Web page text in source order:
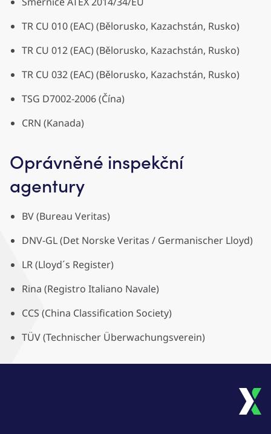
TR CU 010 (EAC) (Bělorusko, Kazachstán, Rusko)
TR CU 012 (EAC) (Bělorusko, Kazachstán, Rusko)
TR CU 032 (EAC) (Bělorusko, Kazachstán, Rusko)
TSG D7002-2006 (Čína)
CRN (Kanada)
Oprávněné inspekční
agentury
BV (Bureau Veritas)
DNV-GL (Det Norske Veritas / Germanischer Lloyd)
LR (Lloyd´s Register)
Rina (Registro Italiano Navale)
CCS (China Classification Society)
TÜV (Technischer Überwachungsverein)